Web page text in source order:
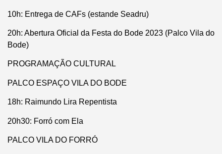
10h: Entrega de CAFs (estande Seadru)
20h: Abertura Oficial da Festa do Bode 2023 (Palco Vila do
Bode)
PROGRAMAÇÃO CULTURAL
PALCO ESPAÇO VILA DO BODE
18h: Raimundo Lira Repentista
20h30: Forró com Ela
PALCO VILA DO FORRÓ